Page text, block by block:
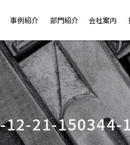
事例紹介 部門紹介 会社案内
12-21-150344-1